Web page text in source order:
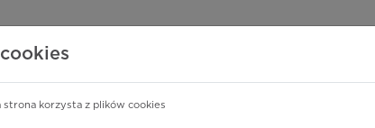
o lekach
strona korzysta z plików cookies